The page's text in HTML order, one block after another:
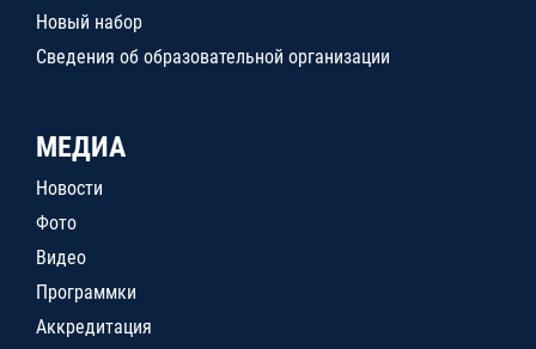
Новый набор
Сведения об образовательной организации
МЕДИА
Новости
Фото
Видео
Программки
Аккредитация